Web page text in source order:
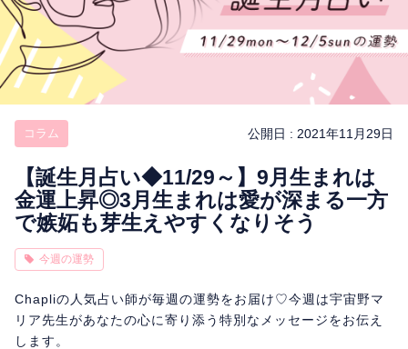
鑑定 占い師 キャンペーン
キーワード別
彼の気持ち
今週の運勢 彼氏 片思い 結婚
相性
コラム 公開日 : 2021年11月29日
【誕生月占い◆11/29～】9月生まれは
金運上昇◎3月生まれは愛が深まる一方
で嫉妬も芽生えやすくなりそう
今週の運勢
Chapliの人気占い師が毎週の運勢をお届け♡今週は宇宙野マ
リア先生があなたの心に寄り添う特別なメッセージをお伝え
します。